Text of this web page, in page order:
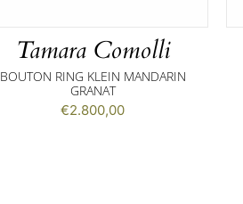
Tamara Comolli
BOUTON RING KLEIN MANDARIN
GRANAT
€2.800,00